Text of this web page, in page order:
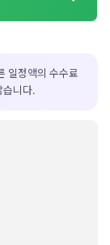
일정액의 수수료
습니다.